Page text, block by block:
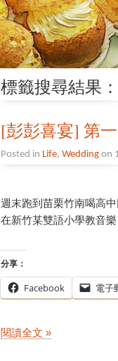
標籤搜尋結果
[彭彭喜宴] 第
Posted in Life, Weddingon
週末跑到苗栗竹南喝高
在新竹某雙語小學教音
分享：
Facebook 電子
閱讀全文 »